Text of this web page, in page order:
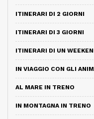
ITINERARI DI 2 GIORNI
ITINERARI DI 3 GIORNI
ITINERARI DI UN
IN VIAGGIO CON GLI
AL MARE IN TRENO
IN MONTAGNA IN TRENO